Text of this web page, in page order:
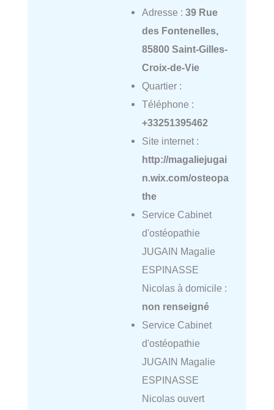
Adresse : 39 Rue
des Fontenelles,
85800 Saint-Gilles-
Croix-de-Vie
Quartier :
Téléphone :
+33251395462
Site internet :
http://magaliejugai
n.wix.com/osteopa
the
Service Cabinet
d'ostéopathie
JUGAIN Magalie
ESPINASSE
Nicolas à domicile :
non renseigné
Service Cabinet
d'ostéopathie
JUGAIN Magalie
ESPINASSE
Nicolas ouvert